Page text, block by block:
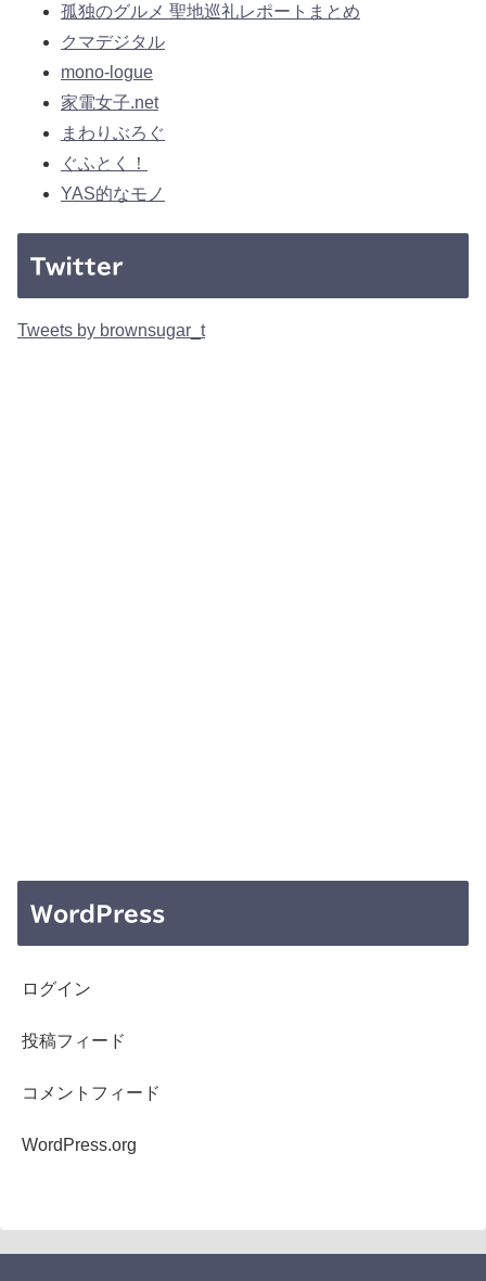
孤独のグルメ 聖地巡礼レポートまとめ
クマデジタル
mono-logue
家電女子.net
まわりぶろぐ
ぐふとく！
YAS的なモノ
Twitter
Tweets by brownsugar_t
WordPress
ログイン
投稿フィード
コメントフィード
WordPress.org